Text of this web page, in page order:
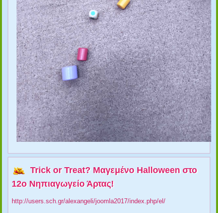
Trick or Treat? Μαγεμένο Halloween στο
12ο Νηπιαγωγείο Άρτας!
http://users.sch.gr/alexangeli/joomla2017/index.php/el/